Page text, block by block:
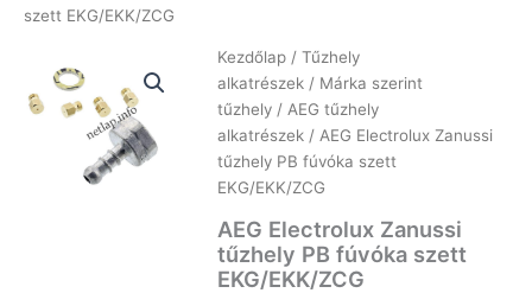
szett EKG/EKK/ZCG
Kezdőlap /Tűzhely
alkatrészek / Márka szerint
tűzhely /AEG tűzhely
alkatrészek / AEG Electrolux Zanussi
tűzhely PB fúvóka szett
EKG/EKK/ZCG
AEG Electrolux Zanussi
tűzhely PB fúvóka szett
EKG/EKK/ZCG